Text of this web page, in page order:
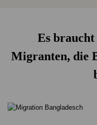
Es
Migranten, die